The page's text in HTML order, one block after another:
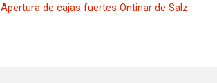
Apertura de cajas fuertes Ontinar de Salz